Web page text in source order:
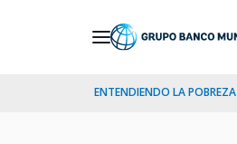
ENTENDIENDO LA POBREZA